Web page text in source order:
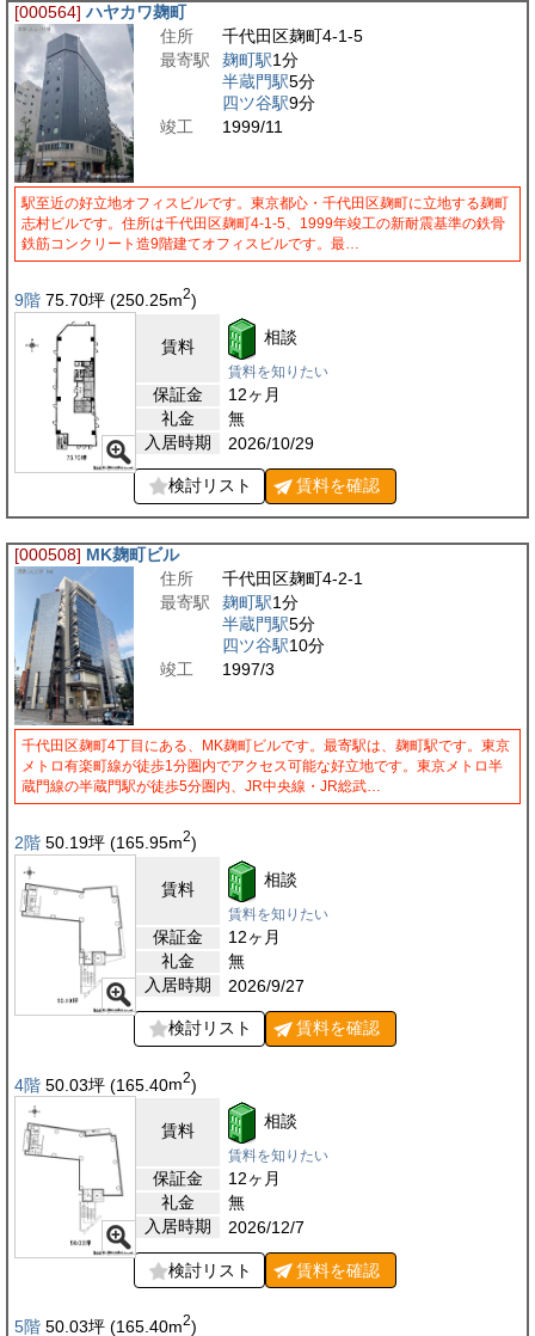
[000564] ハヤカワ麹町
住所
千代田区麹町4-1-5
最寄駅
麹町駅1分
半蔵門駅5分
四ツ谷駅9分
竣工
1999/11
駅至近の好立地オフィスビルです。東京都心・千代田区麹町に立地する麹町
志村ビルです。住所は千代田区麹町4-1-5、1999年竣工の新耐震基準の鉄骨
鉄筋コンクリート造9階建てオフィスビルです。最…
9階 75.70坪 (250.25m2)
賃料 相談
賃料を知りたい
保証金
12ヶ月
礼金
無
入居時期
2026/10/29
検討リスト 賃料を確認
[000508] MK麹町ビル
住所
千代田区麹町4-2-1
最寄駅
麹町駅1分
半蔵門駅5分
四ツ谷駅10分
竣工
1997/3
千代田区麹町4丁目にある、MK麹町ビルです。最寄駅は、麹町駅です。東京
メトロ有楽町線が徒歩1分圏内でアクセス可能な好立地です。東京メトロ半
蔵門線の半蔵門駅が徒歩5分圏内、JR中央線・JR総武…
2階 50.19坪 (165.95m2)
賃料 相談
賃料を知りたい
保証金
12ヶ月
礼金
無
入居時期
2026/9/27
検討リスト 賃料を確認
4階 50.03坪 (165.40m2)
賃料 相談
賃料を知りたい
保証金
12ヶ月
礼金
無
入居時期
2026/12/7
検討リスト 賃料を確認
5階 50.03坪 (165.40m2)